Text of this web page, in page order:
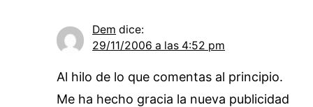
Dem dice:
29/11/2006 a las 4:52 pm
Al hilo de lo que comentas al principio.
Me ha hecho gracia la nueva publicidad